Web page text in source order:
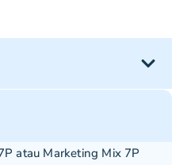
atau Marketing Mix 7P